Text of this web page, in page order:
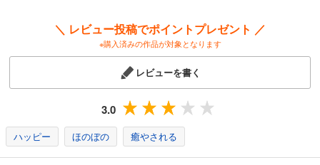
＼ レビュー投稿でポイントプレゼント ／
※購入済みの作品が対象となります
レビューを書く
3.0
ハッピー ほのぼの 癒やされる